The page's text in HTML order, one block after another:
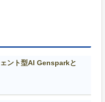
ント型AI Gensparkと